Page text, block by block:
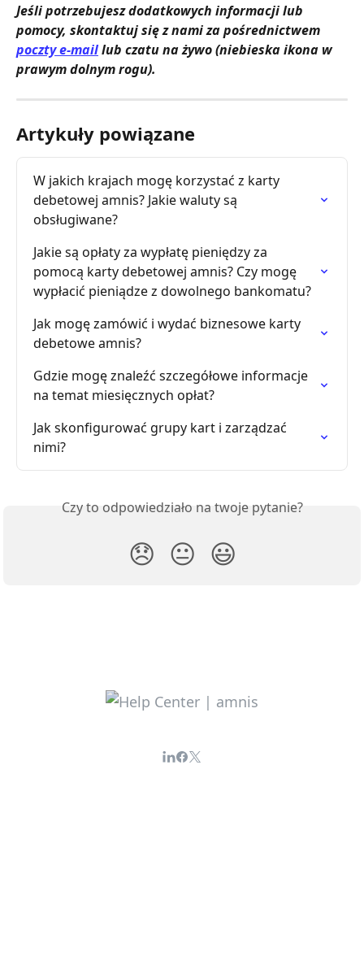
Jeśli potrzebujesz dodatkowych informacji lub
pomocy, skontaktuj się z nami za pośrednictwem
poczty e-mail lub czatu na żywo (niebieska ikona w
prawym dolnym rogu).
Artykuły powiązane
W jakich krajach mogę korzystać z karty
debetowej amnis? Jakie waluty są
obsługiwane?
Jakie są opłaty za wypłatę pieniędzy za
pomocą karty debetowej amnis? Czy mogę
wypłacić pieniądze z dowolnego bankomatu?
Jak mogę zamówić i wydać biznesowe karty
debetowe amnis?
Gdzie mogę znaleźć szczegółowe informacje
na temat miesięcznych opłat?
Jak skonfigurować grupy kart i zarządzać
nimi?
Czy to odpowiedziało na twoje pytanie?
😞 😐 😃